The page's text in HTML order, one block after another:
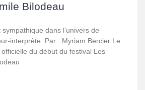
Bilodeau
dans l’univers de
interprète. Par : Myriam Bercier Le
du début du festival Les